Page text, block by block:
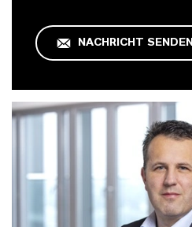
NACHRICHT SENDEN